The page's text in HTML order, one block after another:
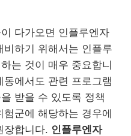
다가오면 인플루엔자
하기 위해서는 인플루
는 것이 매우 중요합니
에서도 관련 프로그램
받을 수 있도록 정책
군에 해당하는 경우에
장합니다. 인플루엔자